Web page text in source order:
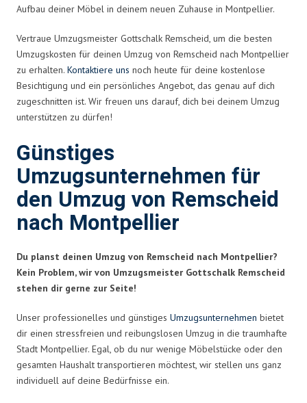
Aufbau deiner Möbel in deinem neuen Zuhause in Montpellier.
Vertraue Umzugsmeister Gottschalk Remscheid, um die besten
Umzugskosten für deinen Umzug von Remscheid nach Montpellier
zu erhalten. Kontaktiere uns noch heute für deine kostenlose
Besichtigung und ein persönliches Angebot, das genau auf dich
zugeschnitten ist. Wir freuen uns darauf, dich bei deinem Umzug
unterstützen zu dürfen!
Günstiges
Umzugsunternehmen für
den Umzug von Remscheid
nach Montpellier
Du planst deinen Umzug von Remscheid nach Montpellier?
Kein Problem, wir von Umzugsmeister Gottschalk Remscheid
stehen dir gerne zur Seite!
Unser professionelles und günstiges Umzugsunternehmen bietet
dir einen stressfreien und reibungslosen Umzug in die traumhafte
Stadt Montpellier. Egal, ob du nur wenige Möbelstücke oder den
gesamten Haushalt transportieren möchtest, wir stellen uns ganz
individuell auf deine Bedürfnisse ein.